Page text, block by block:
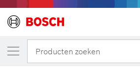
Producten zoeken